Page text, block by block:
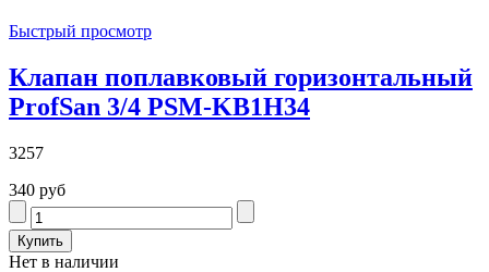
Быстрый просмотр
Клапан поплавковый горизонтальный
ProfSan 3/4 PSM-KB1H34
3257
340 руб
Нет в наличии